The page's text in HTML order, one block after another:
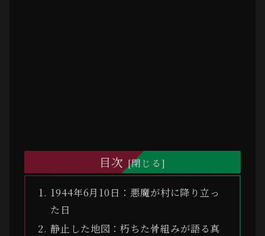
目次
1944年6月10日：悪魔が村に降り立っ
た日
静止した地図：朽ちた骨組みが語る真